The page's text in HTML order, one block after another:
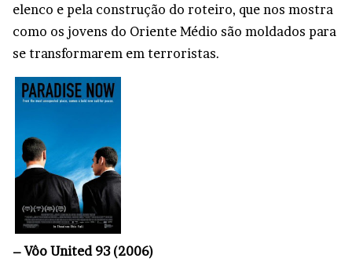
elenco e pela construção do roteiro, que nos mostra
como os jovens do Oriente Médio são moldados para
se transformarem em terroristas.
– Vôo United 93 (2006)